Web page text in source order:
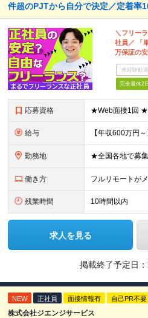
件超のPJTから自分で決定／定着率
＼フリー
社員／ 「
万保証の安
未経験歓迎
完全週休2日
応募資格
給与
勤務地
働き方 フルリモートが
残業時間 10時間以内
求人を見る
掲載終了予定日：
NEW 正社員 面接情報有 自己PR不要
株式会社ジエンジサービス